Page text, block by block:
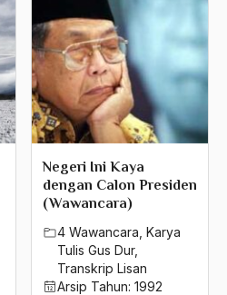
Negeri Ini Kaya
dengan Calon Presiden
(Wawancara)
4 Wawancara Karya
Tulis Gus Dur,
Transkrip Lisan
Arsip Tahun: 1992